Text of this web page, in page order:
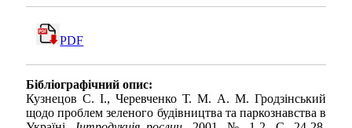
PDF
Бібліографічний опис:
Кузнецов С. І., Черевченко Т. М. А. М. Гродзінський
щодо проблем зеленого будівництва та паркознавства в